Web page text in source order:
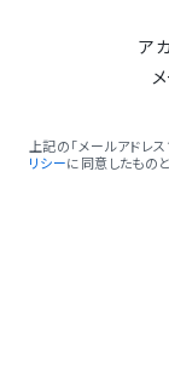
ア
上記の「メールアドレ
リシーに同意したもの